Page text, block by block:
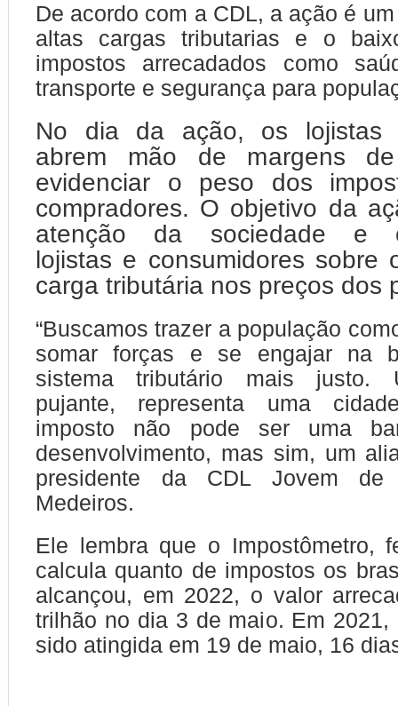
De acordo com a CDL, a ação é
altas cargas tributarias e o
impostos arrecadados como
transporte e segurança para
No dia da ação, os lojistas
abrem mão de margens
evidenciar o peso dos
compradores. O objetivo da
atenção da sociedade e
lojistas e consumidores sobre
carga tributária nos preços dos
“Buscamos trazer a população
somar forças e se engajar na
sistema tributário mais justo.
pujante, representa uma
imposto não pode ser uma
desenvolvimento, mas sim, um
presidente da CDL Jovem
Medeiros.
Ele lembra que o Impostômetro,
calcula quanto de impostos os
alcançou, em 2022, o valor
trilhão no dia 3 de maio. Em 2021,
sido atingida em 19 de maio, 16